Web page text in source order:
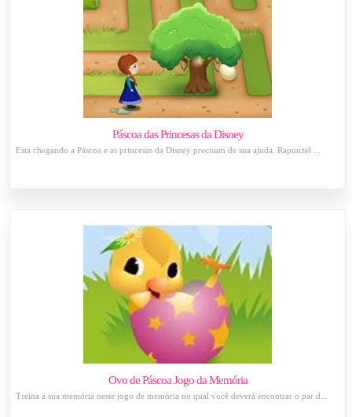
Páscoa das Princesas da Disney
Esta chegando a Páscoa e as princesas da Disney precisam de sua ajuda. Rapunzel ...
Ovo de Páscoa Jogo da Memória
Treina a sua memória neste jogo de memória no qual você deverá encontrar o par d...